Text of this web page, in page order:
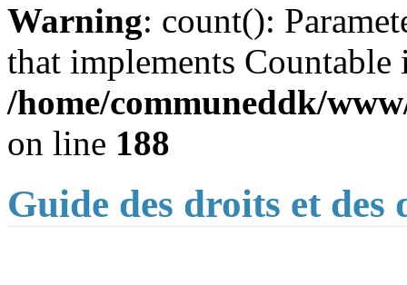
Warning: count():
that implements Countable
/home/communeddk/
on line 188
Guide des droits et